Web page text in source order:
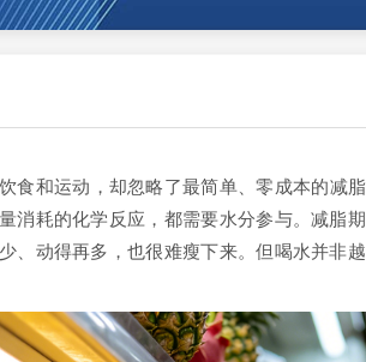
食和运动，却忽略了最简单、零成本的
消耗的化学反应，都需要水分参与。减脂
、动得再多，也很难瘦下来。但喝水并非